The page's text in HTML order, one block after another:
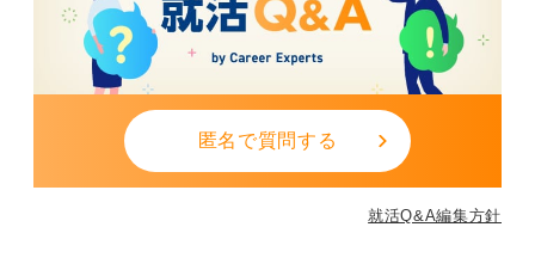
匿名で質問する
就活Q&A編集方針